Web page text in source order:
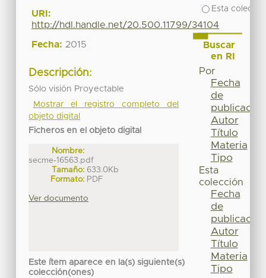
URI:
http://hdl.handle.net/20.500.11799/34104
Fecha: 2015
Descripción:
Sólo visión Proyectable
Mostrar el registro completo del
objeto digital
Ficheros en el objeto digital
Nombre:
secme-16563.pdf
Tamaño: 633.0Kb
Formato: PDF
Ver documento
Este ítem aparece en la(s) siguiente(s)
colección(ones)
Esta
Buscar
en RI
Por
Fecha
de
publicación
Autor
Título
Materia
Tipo
Esta
colección
Fecha
de
publicación
Autor
Título
Materia
Tipo